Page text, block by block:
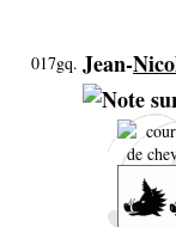
017gq. Jean-